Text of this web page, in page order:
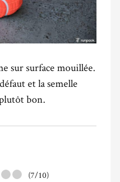
sur surface mouillée.
et la semelle
bon.
(7/10)